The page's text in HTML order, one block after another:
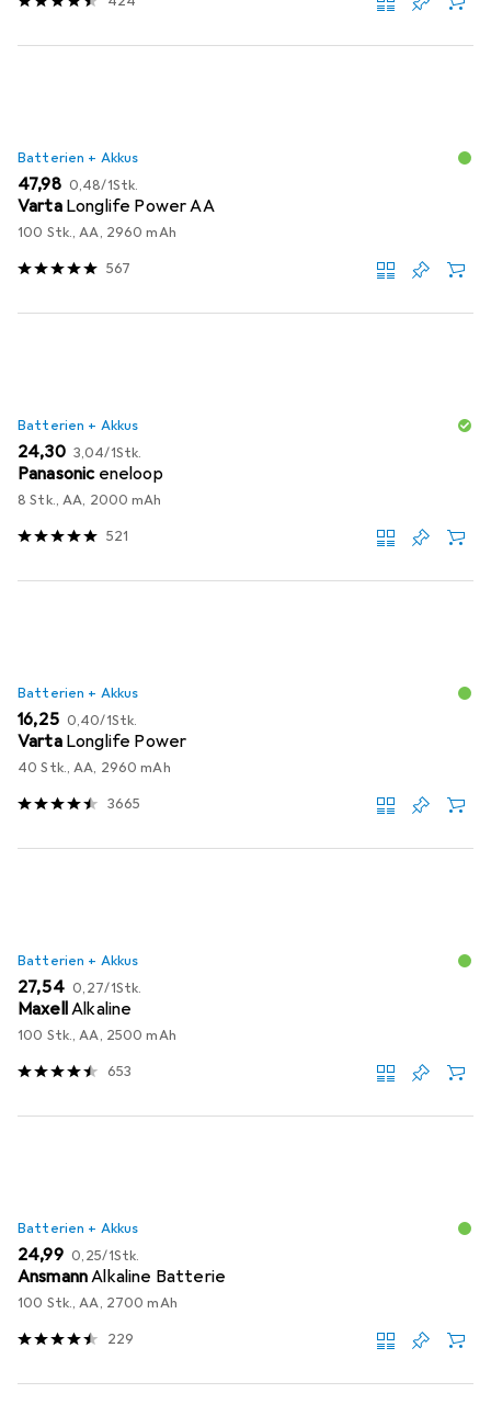
Batterien + Akkus
EUR
47,98 EUR
0,48/1Stk.
Varta Longlife Power AA
100 Stk., AA, 2960 mAh
567
Batterien + Akkus
EUR
24,30 EUR
3,04/1Stk.
Panasonic eneloop
8 Stk., AA, 2000 mAh
521
Batterien + Akkus
EUR
16,25 EUR
0,40/1Stk.
Varta Longlife Power
40 Stk., AA, 2960 mAh
3665
Batterien + Akkus
EUR
27,54 EUR
0,27/1Stk.
MaxellAlkaline
100 Stk., AA, 2500 mAh
653
Batterien + Akkus
EUR
24,99 EUR
0,25/1Stk.
AnsmannAlkaline Batterie
100 Stk., AA, 2700 mAh
229